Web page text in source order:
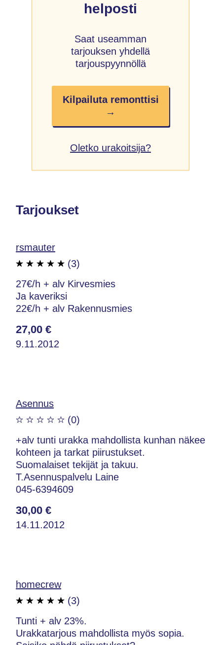
helposti
Saat useamman
tarjouksen yhdellä
tarjouspyynnöllä
Kilpailuta remonttisi
→
Oletko urakoitsija?
Tarjoukset
rsmauter
(3)
27€/h + alv Kirvesmies
Ja kaveriksi
22€/h + alv Rakennusmies
27,00 €
9.11.2012
Asennus
(0)
+alv tunti urakka mahdollista kunhan näkee
kohteen ja tarkat piirustukset.
Suomalaiset tekijät ja takuu.
T.Asennuspalvelu Laine
045-6394609
30,00 €
14.11.2012
homecrew
(3)
Tunti + alv 23%.
Urakkatarjous mahdollista myös sopia.